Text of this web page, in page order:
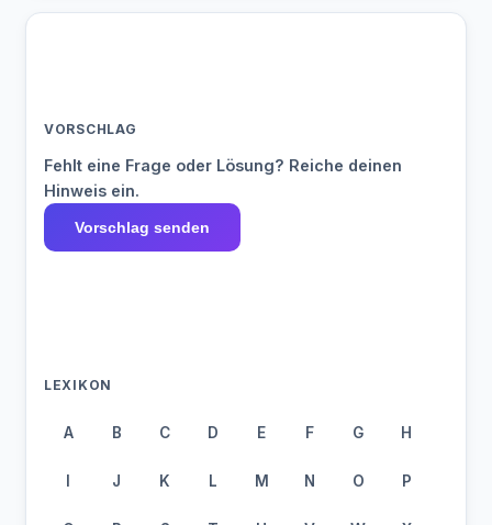
VORSCHLAG
Fehlt eine Frage oder Lösung? Reiche deinen
Hinweis ein.
Vorschlag senden
LEXIKON
A B C D E F G H
I J K L M N O P